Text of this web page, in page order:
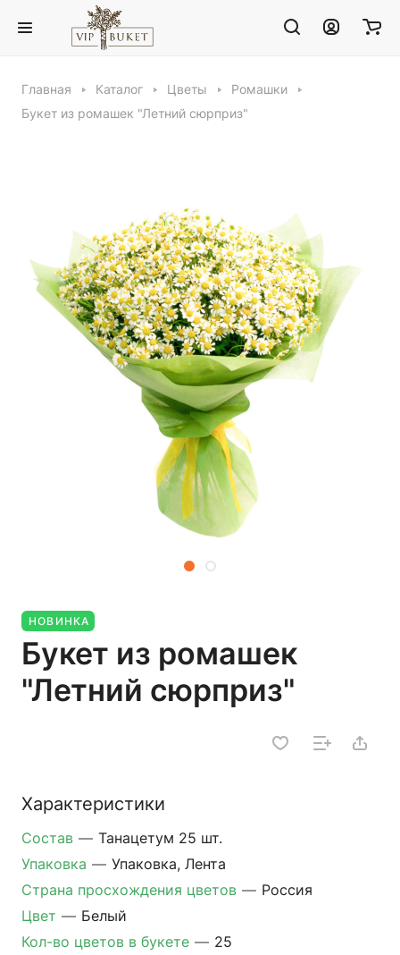
Главная Каталог Цветы
Ромашки
Букет из ромашек "Летний сюрприз"
НОВИНКА
Букет из ромашек
"Летний сюрприз"
Характеристики
Состав — Танацетум 25 шт.
Упаковка — Упаковка, Лента
Страна просхождения цветов — Россия
Цвет — Белый
Кол-во цветов в букете — 25